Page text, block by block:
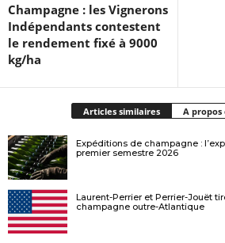
Champagne : les Vignerons
Indépendants contestent
le rendement fixé à 9000
kg/ha
Articles similaires A
Expéditions de champagne :
premier semestre 2026
Laurent-Perrier et Perrier-Jouët
champagne outre-Atlantique